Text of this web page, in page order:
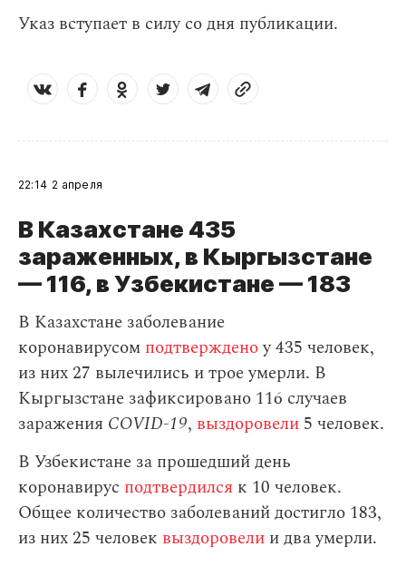
Указ вступает в силу со дня публикации.
22:14 2 апреля
В Казахстане 435
зараженных, в Кыргызстане
— 116, в Узбекистане — 183
В Казахстане заболевание
коронавирусом подтвержденоу 435 человек,
из них 27 вылечились и трое умерли. В
Кыргызстане зафиксировано 116 случаев
заражения СOVID-19, выздоровели 5 человек.
В Узбекистане за прошедший день
коронавирус подтвердился к 10 человек.
Общее количество заболеваний достигло 183,
из них 25 человек выздоровели и два умерли.